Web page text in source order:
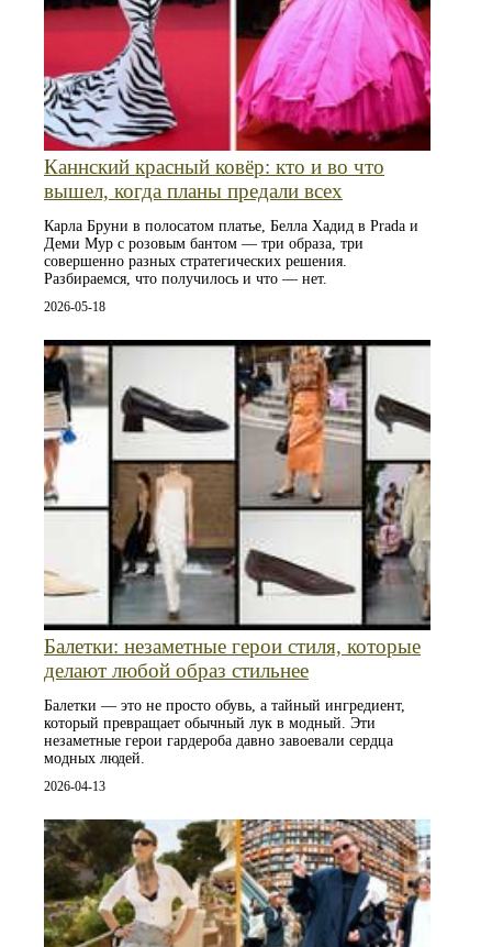
Каннский красный ковёр: кто и во что
вышел, когда планы предали всех
Карла Бруни в полосатом платье, Белла Хадид в Prada и
Деми Мур с розовым бантом — три образа, три
совершенно разных стратегических решения.
Разбираемся, что получилось и что — нет.
2026-05-18
Балетки: незаметные герои стиля, которые
делают любой образ стильнее
Балетки — это не просто обувь, а тайный ингредиент,
который превращает обычный лук в модный. Эти
незаметные герои гардероба давно завоевали сердца
модных людей.
2026-04-13